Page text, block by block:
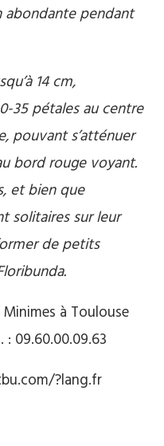
abondante pendant
14 cm,
35 pétales au centre
pouvant s’atténuer
bord rouge voyant.
et bien que
solitaires sur leur
de petits
à Toulouse
09.60.00.09.63
?lang.fr